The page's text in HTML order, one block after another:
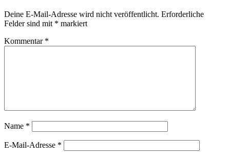
Deine E-Mail-Adresse wird nicht veröffentlicht. Erforderliche
Felder sind mit * markiert
Kommentar *
Name *
E-Mail-Adresse *